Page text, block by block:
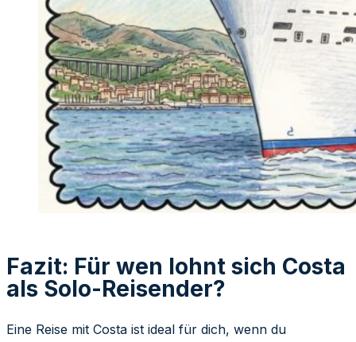
Fazit: Für wen lohnt sich Costa
als Solo-Reisender?
Eine Reise mit Costa ist ideal für dich, wenn du